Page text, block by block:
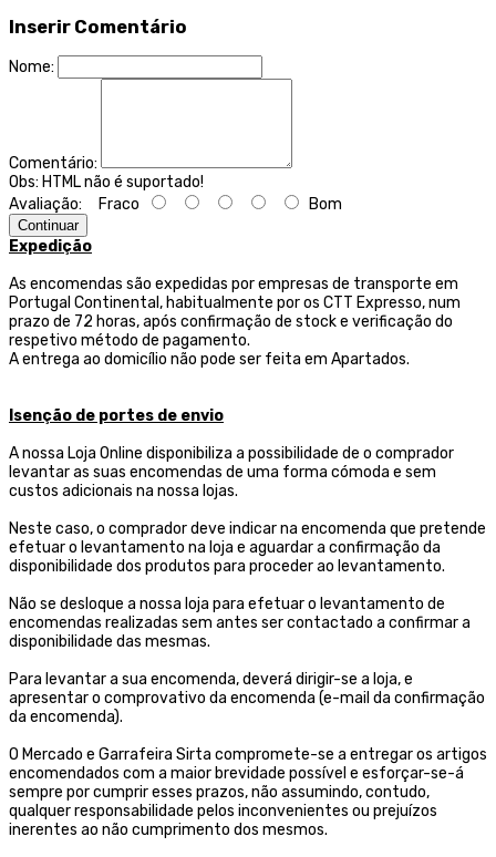
Inserir Comentário
Nome:
Comentário:
Obs: HTML não é suportado!
Avaliação: Fraco Bom
Continuar
Expedição
As encomendas são expedidas por empresas de transporte em
Portugal Continental, habitualmente por os CTT Expresso,num
prazo de 72 horas, após confirmação de stock e verificação do
respetivo método de pagamento.
A entrega ao domicílio não pode ser feita em Apartados.
Isenção de portes de envio
A nossa Loja Online disponibiliza a possibilidade de o comprador
levantar as suas encomendas de uma forma cómoda e sem
custos adicionais na nossa lojas.
Neste caso, o comprador deve indicar na encomenda que pretende
efetuar o levantamento na loja e aguardar a confirmação da
disponibilidade dos produtos para proceder ao levantamento.
Não se desloque a nossa loja para efetuar o levantamento de
encomendas realizadas sem antes ser contactado a confirmar a
disponibilidade das mesmas.
Para levantar a sua encomenda, deverá dirigir-se a loja, e
apresentar o comprovativo da encomenda (e-mail da confirmação
da encomenda).
O Mercado e Garrafeira Sirta compromete-se a entregar os artigos
encomendados com a maior brevidade possível e esforçar-se-á
sempre por cumprir esses prazos, não assumindo, contudo,
qualquer responsabilidade pelos inconvenientes ou prejuízos
inerentes ao não cumprimento dos mesmos.